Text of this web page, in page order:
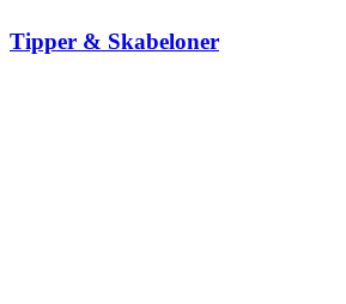
Tipper & Skabeloner